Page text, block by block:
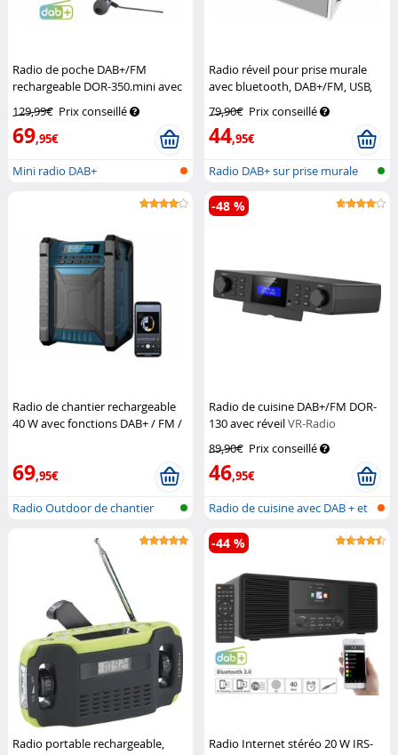
Radio de poche DAB+/FM
rechargeable DOR-350.mini avec
129,99€ Prix conseillé
69,95€
Mini radio DAB+
Radio réveil pour prise murale
avec bluetooth, DAB+/FM, USB,
AUX, SD MPS-800.bt VR-Radio
79,90€ Prix conseillé
44,95€
Radio DAB+ sur prise murale
Radio de chantier rechargeable
40 W avec fonctions DAB+ / FM /
69,95€
Radio Outdoor de chantier
Radio de cuisine DAB+/FM DOR-
130 avec réveilVR-Radio
89,90€ Prix conseillé
46,95€
-48 %
Radio de cuisine avec DAB + et
FM
Radio portable rechargeable,
Radio Internet stéréo 20 W IRS-
-44 %